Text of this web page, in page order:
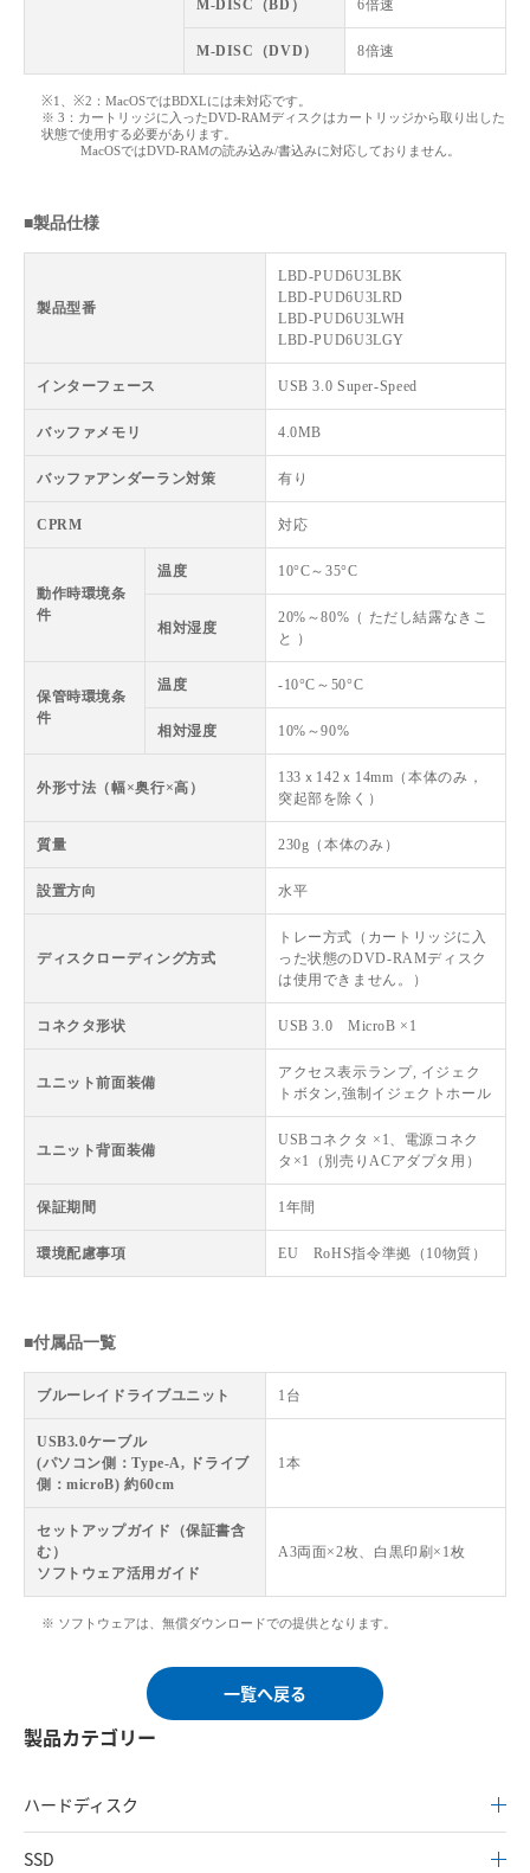
M-DISC（BD） 6倍速
M-DISC（DVD） 8倍速
※1、※2：MacOSではBDXLには未対応です。
※ 3：カートリッジに入ったDVD-RAMディスクはカートリッジから取り出した
状態で使用する必要があります。
MacOSではDVD-RAMの読み込み/書込みに対応しておりません。
■製品仕様
製品型番
LBD-PUD6U3LBK
LBD-PUD6U3LRD
LBD-PUD6U3LWH
LBD-PUD6U3LGY
インターフェース USB 3.0 Super-Speed
バッファメモリ 4.0MB
バッファアンダーラン対策 有り
CPRM 対応
動作時環境条
件
温度 10°C～35°C
相対湿度
20%～80%（ ただし結露なきこ
と ）
保管時環境条
件
温度 -10°C～50°C
相対湿度 10%～90%
外形寸法（幅×奥行×高）
133ｘ142ｘ14mm（本体のみ，
突起部を除く）
質量 230g（本体のみ）
設置方向 水平
ディスクローディング方式
トレー方式（カートリッジに入
った状態のDVD-RAMディスク
は使用できません。）
コネクタ形状 USB 3.0 MicroB ×1
ユニット前面装備
アクセス表示ランプ, イジェク
トボタン,強制イジェクトホール
ユニット背面装備
USBコネクタ ×1、電源コネク
タ×1（別売りACアダプタ用）
保証期間 1年間
環境配慮事項 EU RoHS指令準拠（10物質）
■付属品一覧
ブルーレイドライブユニット 1台
USB3.0ケーブル
(パソコン側：Type-A, ドライブ
側：microB) 約60cm
1本
セットアップガイド（保証書含
む）
ソフトウェア活用ガイド
A3両面×2枚、白黒印刷×1枚
※ ソフトウェアは、無償ダウンロードでの提供となります。
一覧へ戻る
製品カテゴリー
ハードディスク
SSD